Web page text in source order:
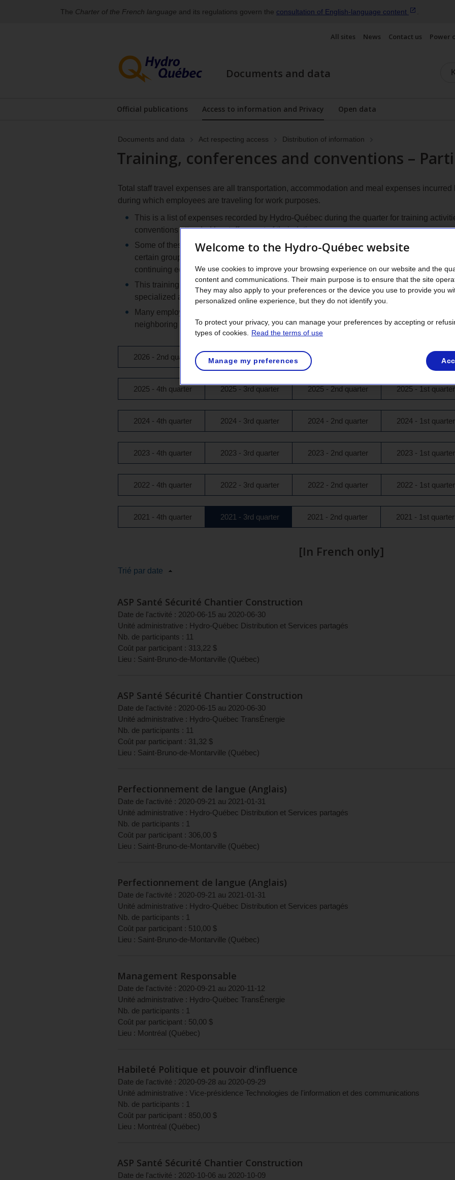
The Charter of the French language and its regulations govern the consultation of English‑language content
footer's
menu
All sites News Contact us Power
Documents and data
Official publications Access to information and Privacy
Display the submenu
Open data
Documents and data Act respecting access Distribution of information
Training, conferences and conventions –
Total staff travel expenses are all transportation, accommodation and meal expenses
during which employees are traveling for work purposes.
This is a list of expenses recorded by Hydro-Québec during the quarter for training
conventions attended by staff as part of their duties.
Some of these training events involve workplace health and safety obligations, whereas
certain groups of specialized employees. Many professionals must complete a certain
continuing education related to their duties.
This training helps preserve and renew the expertise and skill sets deemed essential for
specialized and/or contract positions.
Many employees need to take English classes in order to ensure efficient
neighboring systems and with English-speaking customers.
2026 - 2nd quarter 2026 - 1st quarter
2025 - 4th quarter 2025 - 3rd quarter 2025 - 2nd quarter 2025 - 1st quarter
2024 - 4th quarter 2024 - 3rd quarter 2024 - 2nd quarter 2024 - 1st quarter
2023 - 4th quarter 2023 - 3rd quarter 2023 - 2nd quarter 2023 - 1st quarter
2022 - 4th quarter 2022 - 3rd quarter 2022 - 2nd quarter 2022 - 1st quarter
2021 - 4th quarter 2021 - 3rd quarteractive
section
2021 - 2nd quarter 2021 - 1st quarter
[In French only]
Trié par date
ASP Santé Sécurité Chantier Construction
Date de l'activité : 2020-06-15 au 2020-06-30
Unité administrative : Hydro-Québec Distribution et Services partagés
Nb. de participants : 11
Coût par participant : 313,22 $
Lieu : Saint-Bruno-de-Montarville (Québec)
ASP Santé Sécurité Chantier Construction
Date de l'activité : 2020-06-15 au 2020-06-30
Unité administrative : Hydro-Québec TransÉnergie
Nb. de participants : 11
Coût par participant : 31,32 $
Lieu : Saint-Bruno-de-Montarville (Québec)
Perfectionnement de langue (Anglais)
Date de l'activité : 2020-09-21 au 2021-01-31
Unité administrative : Hydro-Québec Distribution et Services partagés
Nb. de participants : 1
Coût par participant : 306,00 $
Lieu : Saint-Bruno-de-Montarville (Québec)
Perfectionnement de langue (Anglais)
Date de l'activité : 2020-09-21 au 2021-01-31
Unité administrative : Hydro-Québec Distribution et Services partagés
Nb. de participants : 1
Coût par participant : 510,00 $
Lieu : Saint-Bruno-de-Montarville (Québec)
Management Responsable
Date de l'activité : 2020-09-21 au 2020-11-12
Unité administrative : Hydro-Québec TransÉnergie
Nb. de participants : 1
Coût par participant : 50,00 $
Lieu : Montréal (Québec)
Habileté Politique et pouvoir d'influence
Date de l'activité : 2020-09-28 au 2020-09-29
Unité administrative : Vice-présidence Technologies de l'information et des communications
Nb. de participants : 1
Coût par participant : 850,00 $
Lieu : Montréal (Québec)
ASP Santé Sécurité Chantier Construction
Date de l'activité : 2020-10-06 au 2020-10-09
Welcome to the Hydro-Québec website
We use cookies to improve your browsing experience on our website and the
content and communications. Their main purpose is to ensure that the site
They may also apply to your preferences or the device you use to provide you
personalized online experience, but they do not identify you.
To protect your privacy, you can manage your preferences by accepting or
types of cookies.
Read the terms of use
Manage my preferences